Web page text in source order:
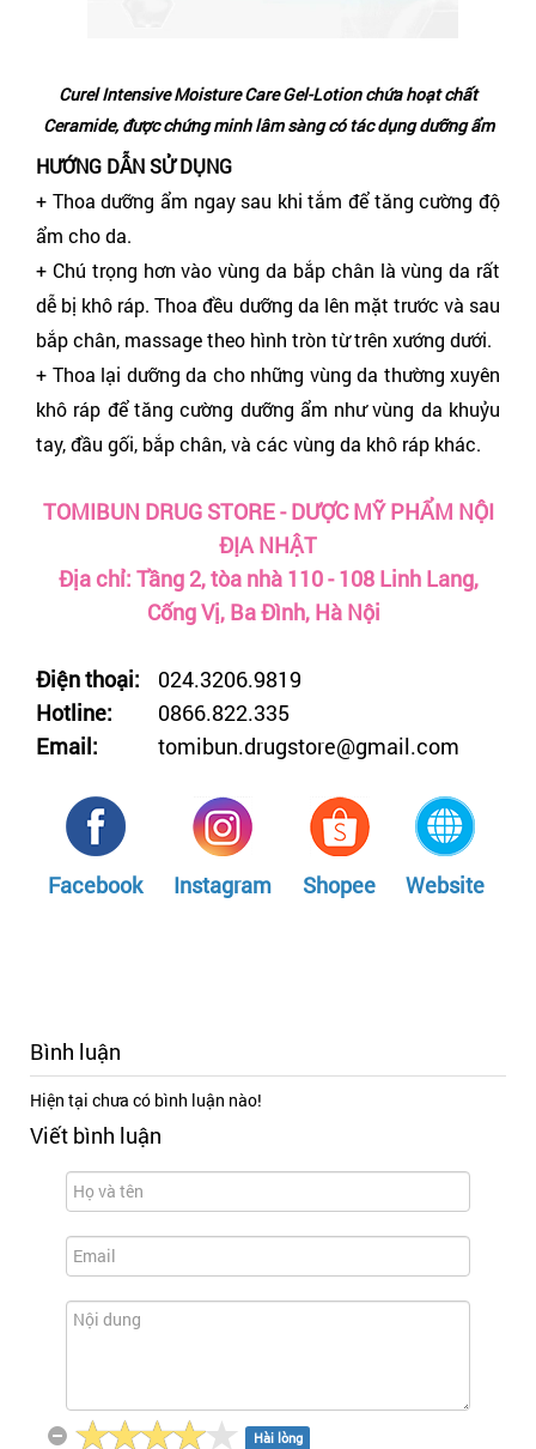
Curel Intensive Moisture Care Gel-Lotion chứa hoạt chất
Ceramide, được chứng minh lâm sàng có tác dụng dưỡng ẩm
HƯỚNG DẪN SỬ DỤNG
+ Thoa dưỡng ẩm ngay sau khi tắm để tăng cường độ
ẩm cho da.
+ Chú trọng hơn vào vùng da bắp chân là vùng da rất
dễ bị khô ráp. Thoa đều dưỡng da lên mặt trước và sau
bắp chân, massage theo hình tròn từ trên xướng dưới.
+ Thoa lại dưỡng da cho những vùng da thường xuyên
khô ráp để tăng cường dưỡng ẩm như vùng da khuỷu
tay, đầu gối, bắp chân, và các vùng da khô ráp khác.
TOMIBUN DRUG STORE - DƯỢC MỸ PHẨM NỘI
ĐỊA NHẬT
Địa chỉ: Tầng 2, tòa nhà 110 - 108 Linh Lang,
Cống Vị, Ba Đình, Hà Nội
Điện thoại:
024.3206.9819
Hotline:
0866.822.335
Email:
tomibun.drugstore@gmail.com
Facebook Instagram Shopee Website
Bình luận
Hiện tại chưa có bình luận nào!
Viết bình luận
Hài lòng